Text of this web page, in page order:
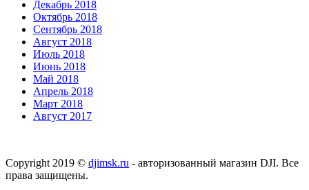
Декабрь 2018
Октябрь 2018
Сентябрь 2018
Август 2018
Июль 2018
Июнь 2018
Май 2018
Апрель 2018
Март 2018
Август 2017
Copyright 2019 © djimsk.ru - авторизованный магазин DJI. Все
права защищены.